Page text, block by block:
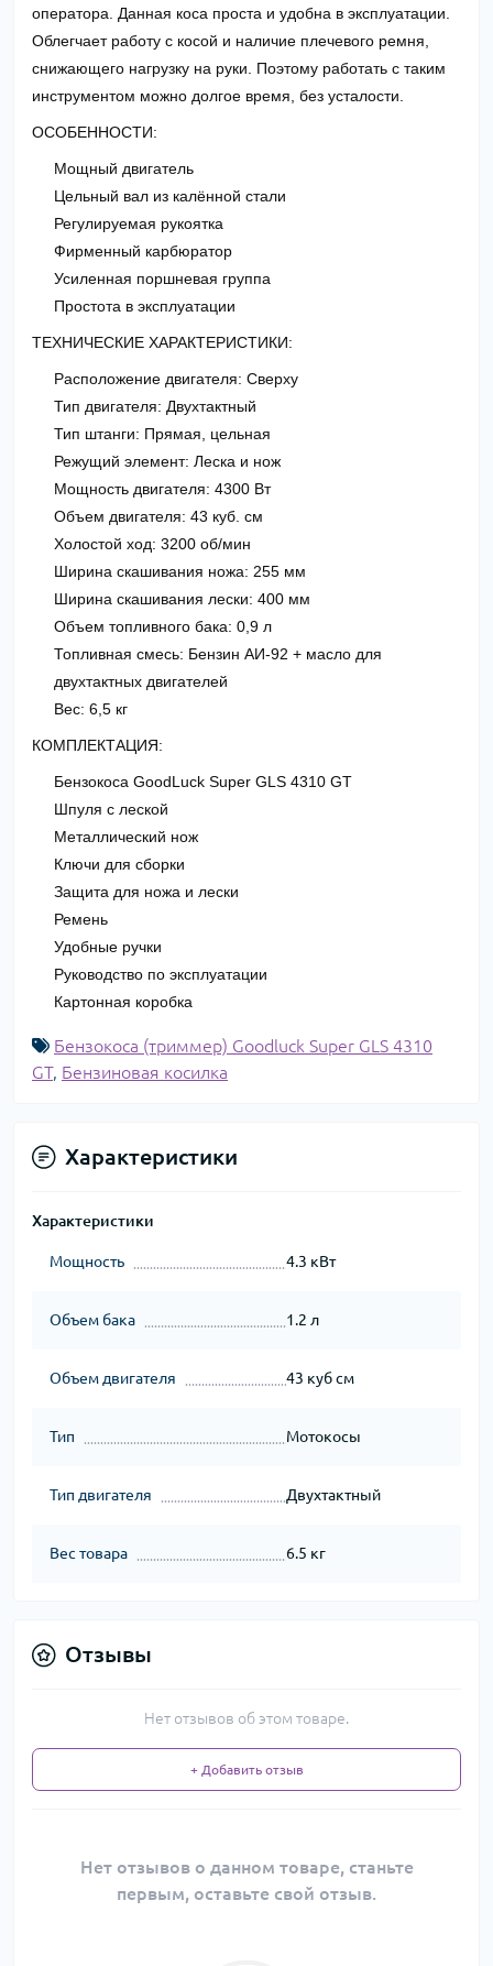
оператора. Данная коса проста и удобна в эксплуатации.
Облегчает работу с косой и наличие плечевого ремня,
снижающего нагрузку на руки. Поэтому работать с таким
инструментом можно долгое время, без усталости.
ОСОБЕННОСТИ:
Мощный двигатель
Цельный вал из калённой стали
Регулируемая рукоятка
Фирменный карбюратор
Усиленная поршневая группа
Простота в эксплуатации
ТЕХНИЧЕСКИЕ ХАРАКТЕРИСТИКИ:
Расположение двигателя: Сверху
Тип двигателя: Двухтактный
Тип штанги: Прямая, цельная
Режущий элемент: Леска и нож
Мощность двигателя: 4300 Вт
Объем двигателя: 43 куб. см
Холостой ход: 3200 об/мин
Ширина скашивания ножа: 255 мм
Ширина скашивания лески: 400 мм
Объем топливного бака: 0,9 л
Топливная смесь: Бензин АИ-92 + масло для
двухтактных двигателей
Вес: 6,5 кг
КОМПЛЕКТАЦИЯ:
Бензокоса GoodLuck Super GLS 4310 GT
Шпуля с леской
Металлический нож
Ключи для сборки
Защита для ножа и лески
Ремень
Удобные ручки
Руководство по эксплуатации
Картонная коробка
Бензокоса (триммер) Goodluck Super GLS 4310
GT, Бензиновая косилка
Характеристики
Характеристики
Мощность 4.3 кВт
Объем бака 1.2 л
Объем двигателя 43 куб см
Тип Мотокосы
Тип двигателя Двухтактный
Вес товара 6.5 кг
Отзывы
Нет отзывов об этом товаре.
+ Добавить отзыв
Нет отзывов о данном товаре, станьте
первым, оставьте свой отзыв.